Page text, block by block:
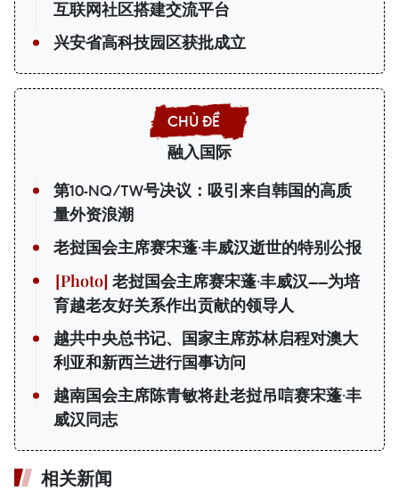
互联网社区搭建交流平台
兴安省高科技园区获批成立
融入国际
第10-NQ/TW号决议：吸引来自韩国的高质
量外资浪潮
老挝国会主席赛宋蓬·丰威汉逝世的特别公报
老挝国会主席赛宋蓬·丰威汉——为培
育越老友好关系作出贡献的领导人
越共中央总书记、国家主席苏林启程对澳大
利亚和新西兰进行国事访问
越南国会主席陈青敏将赴老挝吊唁赛宋蓬·丰
威汉同志
相关新闻